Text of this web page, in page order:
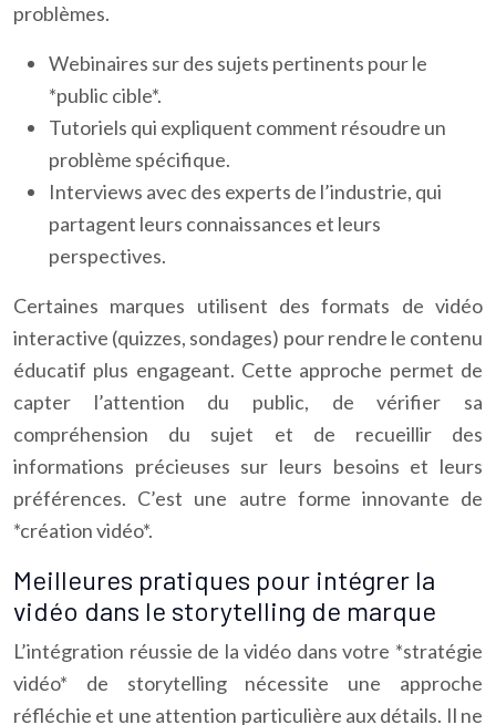
problèmes.
Webinaires sur des sujets pertinents pour le
*public cible*.
Tutoriels qui expliquent comment résoudre un
problème spécifique.
Interviews avec des experts de l’industrie, qui
partagent leurs connaissances et leurs
perspectives.
Certaines marques utilisent des formats de vidéo
interactive (quizzes, sondages) pour rendre le contenu
éducatif plus engageant. Cette approche permet de
capter l’attention du public, de vérifier sa
compréhension du sujet et de recueillir des
informations précieuses sur leurs besoins et leurs
préférences. C’est une autre forme innovante de
*création vidéo*.
Meilleures pratiques pour intégrer la
vidéo dans le storytelling de marque
L’intégration réussie de la vidéo dans votre *stratégie
vidéo* de storytelling nécessite une approche
réfléchie et une attention particulière aux détails. Il ne